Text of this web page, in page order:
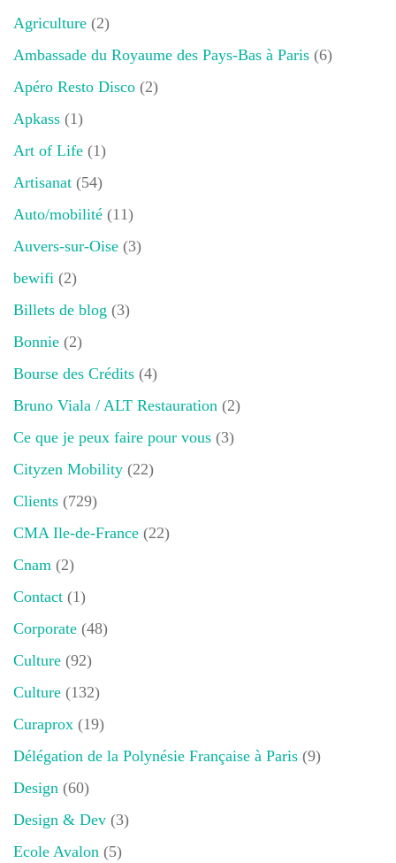
Agriculture (2)
Ambassade du Royaume des Pays-Bas à Paris (6)
Apéro Resto Disco (2)
Apkass (1)
Art of Life (1)
Artisanat (54)
Auto/mobilité (11)
Auvers-sur-Oise (3)
bewifi (2)
Billets de blog (3)
Bonnie (2)
Bourse des Crédits (4)
Bruno Viala / ALT Restauration (2)
Ce que je peux faire pour vous (3)
Cityzen Mobility (22)
Clients (729)
CMA Ile-de-France (22)
Cnam (2)
Contact (1)
Corporate (48)
Culture (92)
Culture (132)
Curaprox (19)
Délégation de la Polynésie Française à Paris (9)
Design (60)
Design & Dev (3)
Ecole Avalon (5)